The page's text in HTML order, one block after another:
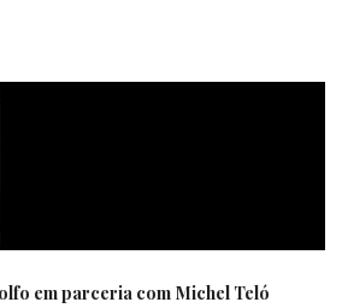
em parceria com Michel Teló